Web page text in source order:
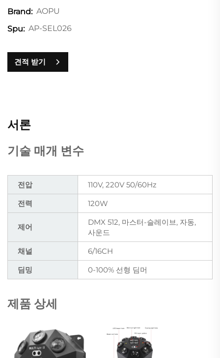
Brand: AOPU
Spu: AP-SEL026
견적 받기
서론
기술 매개 변수
전압
110V, 220V 50/60Hz
전력
120W
제어
DMX 512, 마스터-슬레이브, 자동,
사운드
채널
6/16CH
딤밍
0-100% 선형 딤머
제품 상세